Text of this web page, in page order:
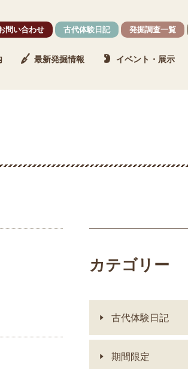
問い合わせ 古代体験日記 発掘調査一覧
最新発掘情報 イベント・展示
カテゴリー
古代体験日記
期間限定